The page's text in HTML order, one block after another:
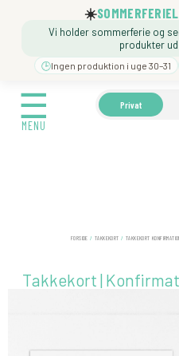
☀️
Vi holder sommerferie og
produkter
🕒Ingen produktion i uge 30–31
☰
MENU
Privat
☰
MENU
🍼 BARNEDÅB
FORSIDE /TAKKEKORT / TAKKEKORT
Takkekort |